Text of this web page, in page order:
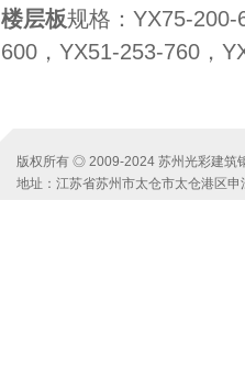
楼层板规格：YX75-200-
600，YX51-253-760，
版权所有 ◎ 2009-2024 苏州光彩建筑
地址：江苏省苏州市太仓市太仓港